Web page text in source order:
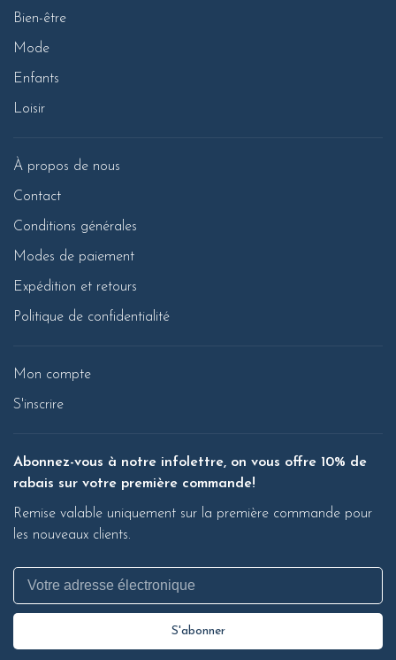
Bien-être
Mode
Enfants
Loisir
À propos de nous
Contact
Conditions générales
Modes de paiement
Expédition et retours
Politique de confidentialité
Mon compte
S'inscrire
Abonnez-vous à notre infolettre, on vous offre 10% de
rabais sur votre première commande!
Remise valable uniquement sur la première commande pour
les nouveaux clients.
S'abonner